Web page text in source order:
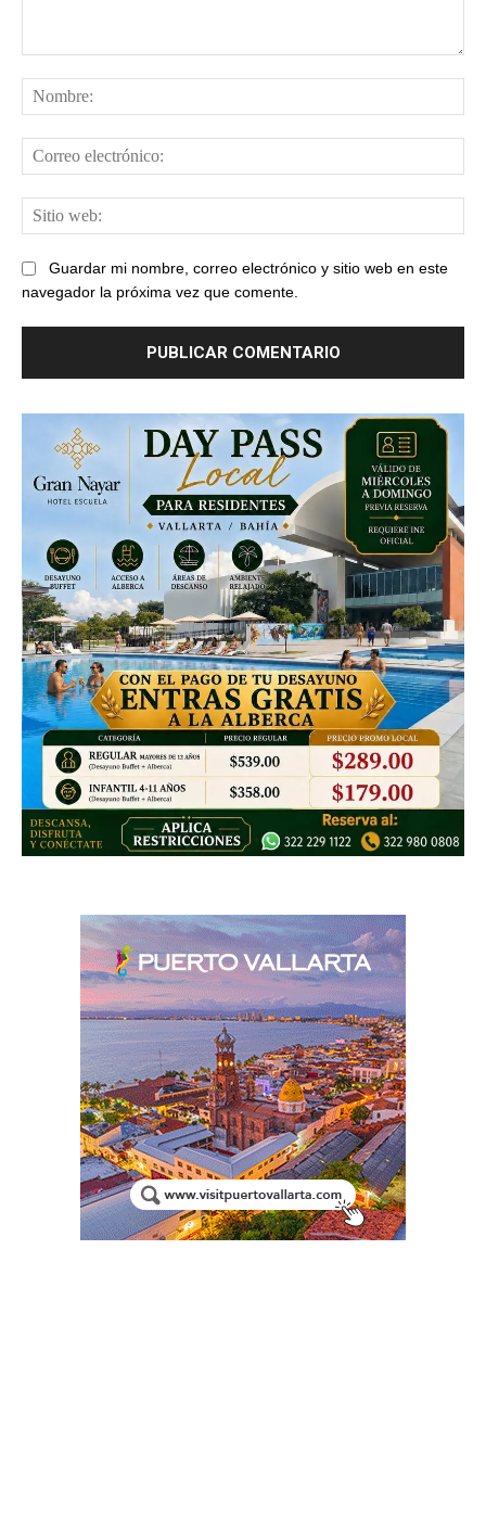
Guardar mi nombre, correo electrónico y sitio web en este
navegador la próxima vez que comente.